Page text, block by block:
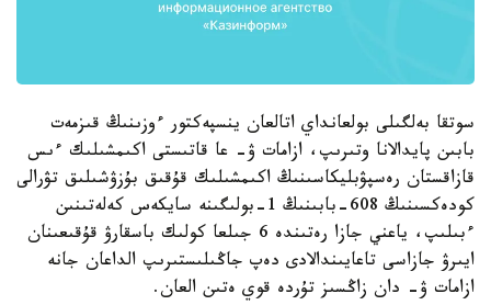
سوتقا بەلگىلى بولعانداي اتالعان ينسپەكتور ءوزىنىڭ قىزمەت
بابىن پايدالانا وتىرىپ، ازامات ۋ- عا قاتىستى اكىمشىلىك ءىس
قازاقستان رەسپۋبليكاسىنىڭ اكىمشىلىك قۇقىق بۇزۋشىلىق تۋرالى
كودەكسىنىڭ 608-بابىنىڭ 1-بولىگىنە سايكەس كەلەتىنىن
ءبىلىپ، ياعني جازا رەتىندە 6 جىلعا كولىك باسقارۋ قۇقىعىنان
ايىرۋ جازاسى تاعايىندالادى دەپ جاڭىلىستىرىپ الداعان جانە
ازامات ۋ- دان زاڭسىز تۇردە قوي ەتىن العان.